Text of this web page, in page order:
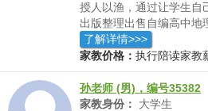
授人以渔，通过让学生自
出版整理出售自编高中地
销甚远，广受好评。对于
的独到见解，而不只是照
了解详情>>>
家教价格： 执行陪读家教
孙老师 (男)，编号35382
家教身份：
大学生